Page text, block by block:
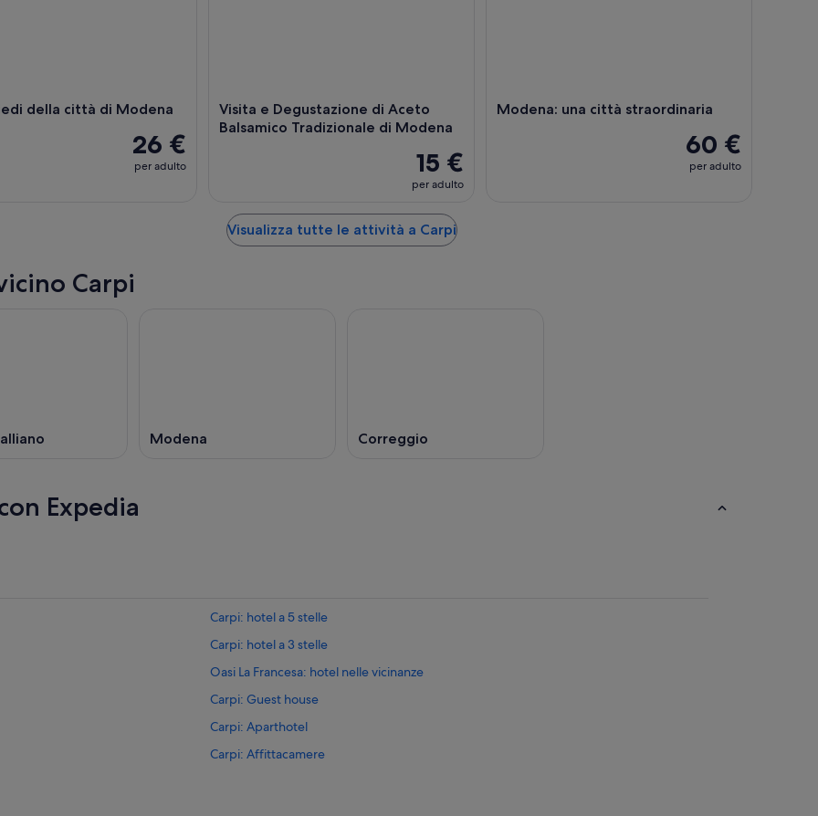
della città di Modena
26 €
per adulto
Visita e Degustazione di Aceto
Balsamico Tradizionale di Modena
15 €
per adulto
Modena: una città straordinaria
60 €
per adulto
Visualizza tutte le attività a Carpi
Carpi
Modena Correggio
Expedia
Carpi: hotel a 5 stelle
Carpi: hotel a 3 stelle
Oasi La Francesa: hotel nelle vicinanze
Carpi: Guest house
Carpi: Aparthotel
Carpi: Affittacamere